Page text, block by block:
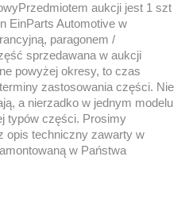
aukcji jest 1 szt
EinParts Automotive w
paragonem /
sprzedawana w aukcji
powyżej okresy, to czas
zastosowania części. Nie
a nierzadko w jednym modelu
typów części. Prosimy
opis techniczny zawarty w
w Państwa